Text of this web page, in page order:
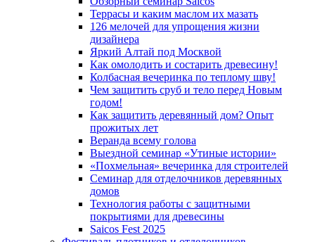
Террасы и каким маслом их мазать
126 мелочей для упрощения жизни
дизайнера
Яркий Алтай под Москвой
Как омолодить и состарить древесину!
Колбасная вечеринка по теплому шву!
Чем защитить сруб и тело перед Новым
годом!
Как защитить деревянный дом? Опыт
прожитых лет
Веранда всему голова
Выездной семинар «Утиные истории»
«Похмельная» вечеринка для строителей
Семинар для отделочников деревянных
домов
Технология работы с защитными
покрытиями для древесины
Saicos Fest 2025